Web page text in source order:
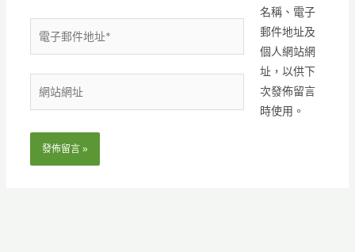
件
名稱、電子
郵件地址及
個人網站網
址，以供下
次發佈留言
時使用。